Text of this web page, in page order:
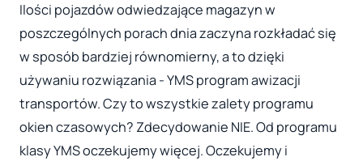
Ilości pojazdów odwiedzające magazyn w
poszczególnych porach dnia zaczyna rozkładać się
w sposób bardziej równomierny, a to dzięki
używaniu rozwiązania - YMS program awizacji
transportów. Czy to wszystkie zalety programu
okien czasowych? Zdecydowanie NIE. Od programu
klasy YMS oczekujemy więcej. Oczekujemy i